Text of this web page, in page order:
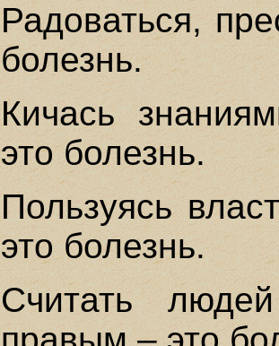
Радоваться,
болезнь.
Кичась
это болезнь.
Пользуясь
это болезнь.
Считать